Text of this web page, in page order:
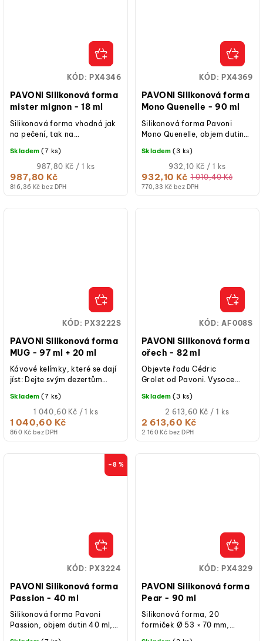
PAVONI Silikonová forma
mister mignon - 18 ml
816,36 Kč bez DPH
987,80 Kč
Měrná
cena:
987,80 Kč / 1 ks
Skladem (7 ks)
Silikonová forma vhodná jak
na pečení, tak na
KÓD: PX4346
PAVONI Silikonová forma
Mono Quenelle - 90 ml
770,33 Kč bez DPH
932,10 Kč 1 010,40 Kč
Měrná
cena:
932,10 Kč / 1 ks
Skladem (3 ks)
Silikonová forma Pavoni
Mono Quenelle, objem dutin
rozměry dutiny 77 × 51 × 42
mm, celková...
KÓD: PX4369
PAVONI Silikonová forma
MUG - 97 ml + 20 ml
860 Kč bez DPH
1 040,60 Kč
Měrná
cena:
1 040,60 Kč / 1 ks
Skladem (7 ks)
Kávové kelímky, které se dají
jíst: Dejte svým dezertům
PAVONI silikonová forma na
KÓD:PX3222S
PAVONI Silikonová forma
ořech - 82 ml
2 160 Kč bez DPH
2 613,60 Kč
Měrná
cena:
2 613,60 Kč / 1 ks
Skladem (3 ks)
Objevte řadu Cédric
Grolet od Pavoni. Vysoce
výrobu 3D lískových oříšků po
8 kusech....
KÓD:AF008S
–8 %
PAVONI Silikonová forma
Passion - 40 ml
Silikonová forma Pavoni
Passion, objem dutin 40 ml,
KÓD: PX3224
PAVONI Silikonová forma
Pear - 90 ml
Silikonová forma, 20
formiček Ø 53 × 70 mm,
KÓD: PX4329